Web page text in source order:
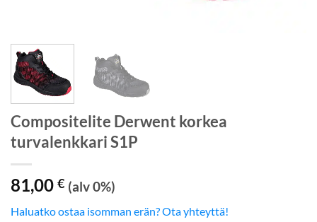
Compositelite Derwent korkea
turvalenkkari S1P
81,00 € (alv 0%)
Haluatko ostaa isomman erän? Ota yhteyttä!